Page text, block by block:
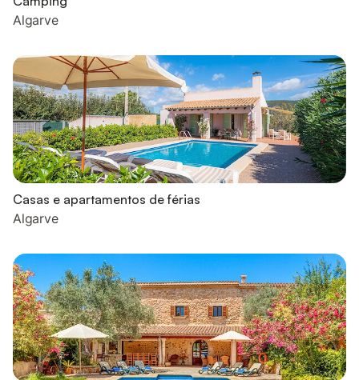
Algarve
Casas e apartamentos de férias
Algarve